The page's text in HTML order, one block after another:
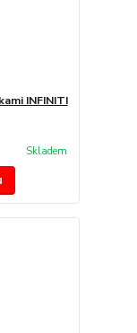
INFINITI
Skladem